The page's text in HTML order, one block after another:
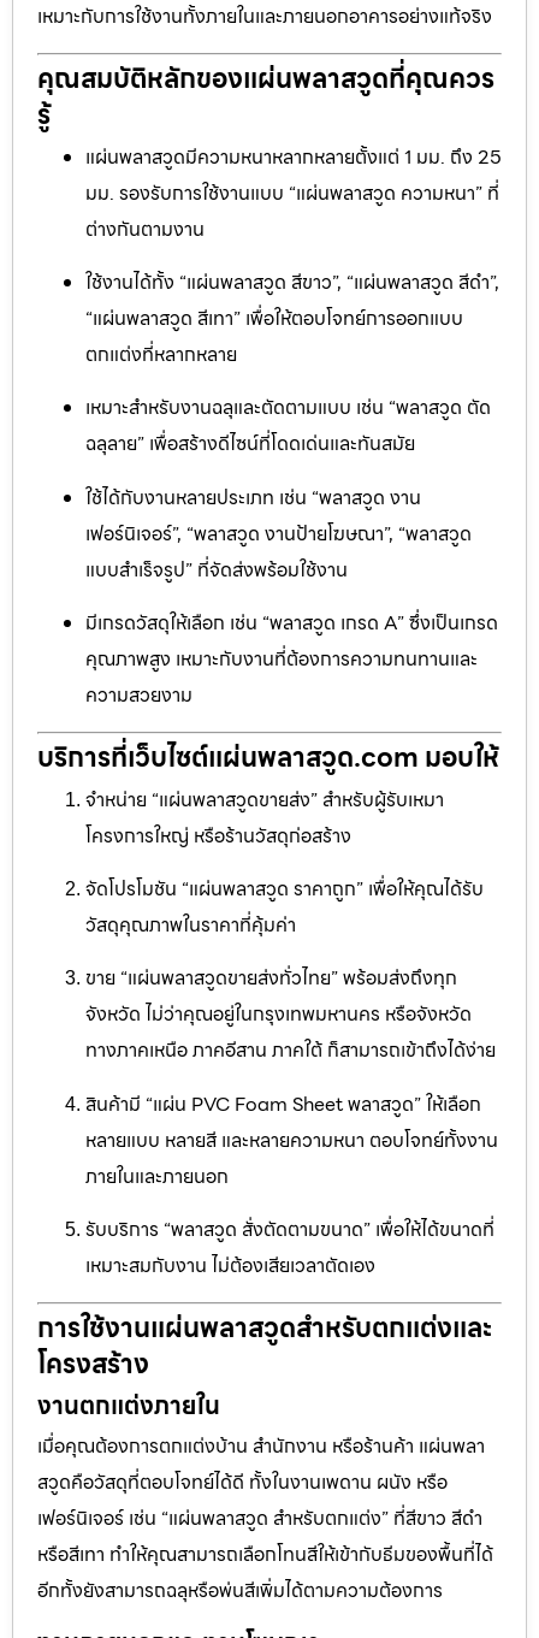
เหมาะกับการใช้งานทั้งภายในและภายนอกอาคารอย่างแท้จริง
คุณสมบัติหลักของแผ่นพลาสวูดที่คุณควร
รู้
แผ่นพลาสวูดมีความหนาหลากหลายตั้งแต่ 1 มม. ถึง 25
มม. รองรับการใช้งานแบบ “แผ่นพลาสวูด ความหนา” ที่
ต่างกันตามงาน
ใช้งานได้ทั้ง “แผ่นพลาสวูด สีขาว”, “แผ่นพลาสวูด สีดำ”,
“แผ่นพลาสวูด สีเทา” เพื่อให้ตอบโจทย์การออกแบบ
ตกแต่งที่หลากหลาย
เหมาะสำหรับงานฉลุและตัดตามแบบ เช่น “พลาสวูด ตัด
ฉลุลาย” เพื่อสร้างดีไซน์ที่โดดเด่นและทันสมัย
ใช้ได้กับงานหลายประเภท เช่น “พลาสวูด งาน
เฟอร์นิเจอร์”, “พลาสวูด งานป้ายโฆษณา”, “พลาสวูด
แบบสำเร็จรูป” ที่จัดส่งพร้อมใช้งาน
มีเกรดวัสดุให้เลือก เช่น “พลาสวูด เกรด A” ซึ่งเป็นเกรด
คุณภาพสูง เหมาะกับงานที่ต้องการความทนทานและ
ความสวยงาม
บริการที่เว็บไซต์แผ่นพลาสวูด.com มอบให้
จำหน่าย “แผ่นพลาสวูดขายส่ง” สำหรับผู้รับเหมา
โครงการใหญ่ หรือร้านวัสดุก่อสร้าง
จัดโปรโมชัน “แผ่นพลาสวูด ราคาถูก” เพื่อให้คุณได้รับ
วัสดุคุณภาพในราคาที่คุ้มค่า
ขาย “แผ่นพลาสวูดขายส่งทั่วไทย” พร้อมส่งถึงทุก
จังหวัด ไม่ว่าคุณอยู่ในกรุงเทพมหานคร หรือจังหวัด
ทางภาคเหนือ ภาคอีสาน ภาคใต้ ก็สามารถเข้าถึงได้ง่าย
สินค้ามี “แผ่น PVC Foam Sheet พลาสวูด” ให้เลือก
หลายแบบ หลายสี และหลายความหนา ตอบโจทย์ทั้งงาน
ภายในและภายนอก
รับบริการ “พลาสวูด สั่งตัดตามขนาด” เพื่อให้ได้ขนาดที่
เหมาะสมกับงาน ไม่ต้องเสียเวลาตัดเอง
การใช้งานแผ่นพลาสวูดสำหรับตกแต่งและ
โครงสร้าง
งานตกแต่งภายใน
เมื่อคุณต้องการตกแต่งบ้าน สำนักงาน หรือร้านค้า แผ่นพลา
สวูดคือวัสดุที่ตอบโจทย์ได้ดี ทั้งในงานเพดาน ผนัง หรือ
เฟอร์นิเจอร์ เช่น “แผ่นพลาสวูด สำหรับตกแต่ง” ที่สีขาว สีดำ
หรือสีเทา ทำให้คุณสามารถเลือกโทนสีให้เข้ากับธีมของพื้นที่ได้
อีกทั้งยังสามารถฉลุหรือพ่นสีเพิ่มได้ตามความต้องการ